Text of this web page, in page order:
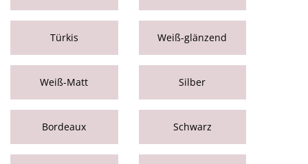
Türkis Weiß-glänzend
Weiß-Matt Silber
Bordeaux Schwarz